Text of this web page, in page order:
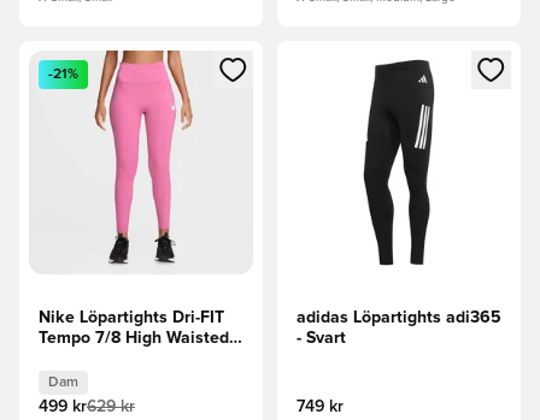
Öppnar en Modal för att logga in eller registrera dig som
-21%
Nike Löpartights Dri-FIT
Tempo 7/8 High Waisted -
Dam
499 kr629 kr
Öppnar en Modal för att
adidas Löpartights adi365
- Svart
749 kr